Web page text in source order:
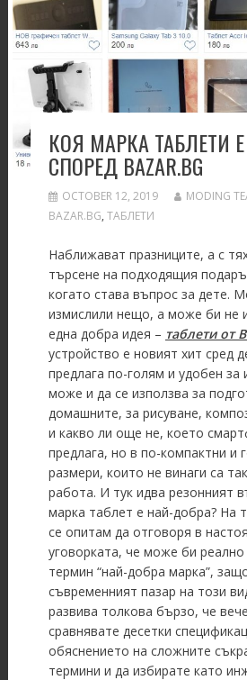
КОЯ МАРКА ТАБЛЕТИ
СПОРЕД BAZAR.BG
OCTOBER 12, 2019
MODING
BAZAR.BG, ТАБЛЕТИ
Наближават празниците, а с
търсене на подходящия
когато става въпрос за дете.
измислили нещо, а може би не
една добра идея – таблети от
устройство е новият хит сред
предлага по-голям и удобен за
може и да се използва за
домашните, за рисуване,
и какво ли още не, което
предлага, но в по-компактни и
размери, които не винаги са
работа. И тук идва резонният
марка таблет е най-добра? На
се опитам да отговоря в
уговорката, че може би
термин “най-добра марка”,
съвременният пазар на този
развива толкова бързо, че
сравнявате десетки
обяснението на сложните
термини и да избирате като